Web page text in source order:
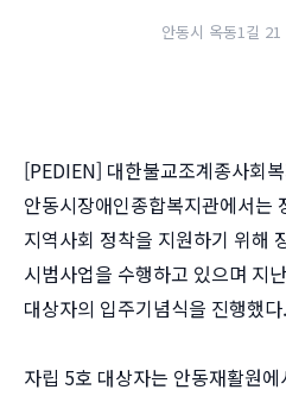
안동시 옥동1길
[PEDIEN] 대한불교조계종사회
안동시장애인종합복지관에서는
지역사회 정착을 지원하기 위해
시범사업을 수행하고 있으며 지
대상자의 입주기념식을 진행했다.
자립 5호 대상자는 안동재활원